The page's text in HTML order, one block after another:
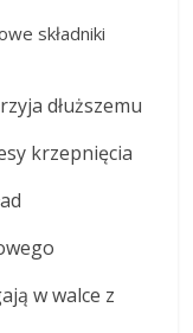
składniki
dłuższemu
krzepnięcia
w walce z